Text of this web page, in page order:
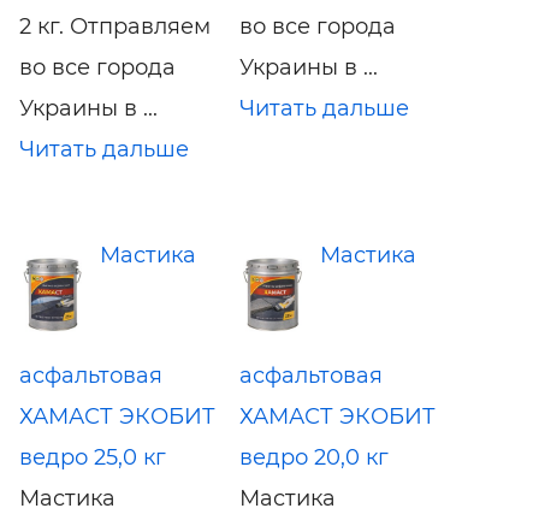
2 кг. Отправляем
во все города
Украины в ...
Читать дальше
во все города
Украины в ...
Читать дальше
Мастика
асфальтовая
ХАМАСТ ЭКОБИТ
ведро 25,0 кг
Мастика
Мастика
асфальтовая
ХАМАСТ ЭКОБИТ
ведро 20,0 кг
Мастика